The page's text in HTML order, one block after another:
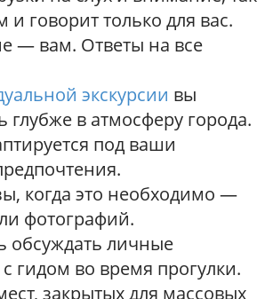
и говорит только для вас.
— вам. Ответы на все
экскурсии вы
глубже в атмосферу города.
под ваши
когда это необходимо —
фотографий.
обсуждать личные
гидом во время прогулки.
закрытых для массовых